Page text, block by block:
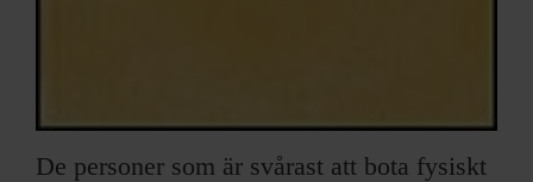
De personer som är svårast att bota fysiskt